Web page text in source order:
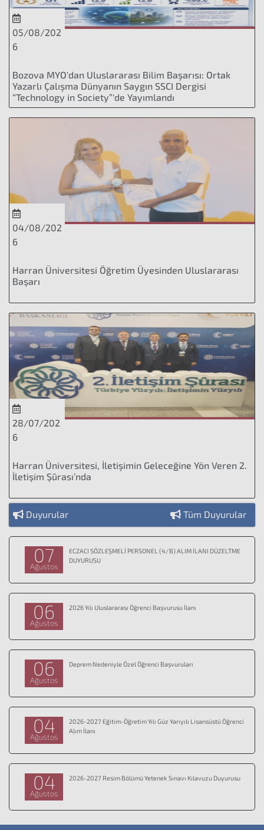
05/08/202
6
Bozova MYO'dan Uluslararası Bilim Başarısı: Ortak
Yazarlı Çalışma Dünyanın Saygın SSCI Dergisi
“Technology in Society”'de Yayımlandı
04/08/202
6
Harran Üniversitesi Öğretim Üyesinden Uluslararası
Başarı
28/07/202
6
Harran Üniversitesi, İletişimin Geleceğine Yön Veren 2.
İletişim Şûrası’nda
Duyurular Tüm Duyurular
07
Ağustos
ECZACI SÖZLEŞMELİ PERSONEL (4/B) ALIM İLANI DÜZELTME
DUYURUSU
06
Ağustos
2026 Yılı Uluslararası Öğrenci Başvurusu İlanı
06
Ağustos
Deprem Nedeniyle Özel Öğrenci Başvuruları
04
Ağustos
2026-2027 Eğitim-Öğretim Yılı Güz Yarıyılı Lisansüstü Öğrenci
Alım İlanı
04
Ağustos
2026-2027 Resim Bölümü Yetenek Sınavı Kılavuzu Duyurusu